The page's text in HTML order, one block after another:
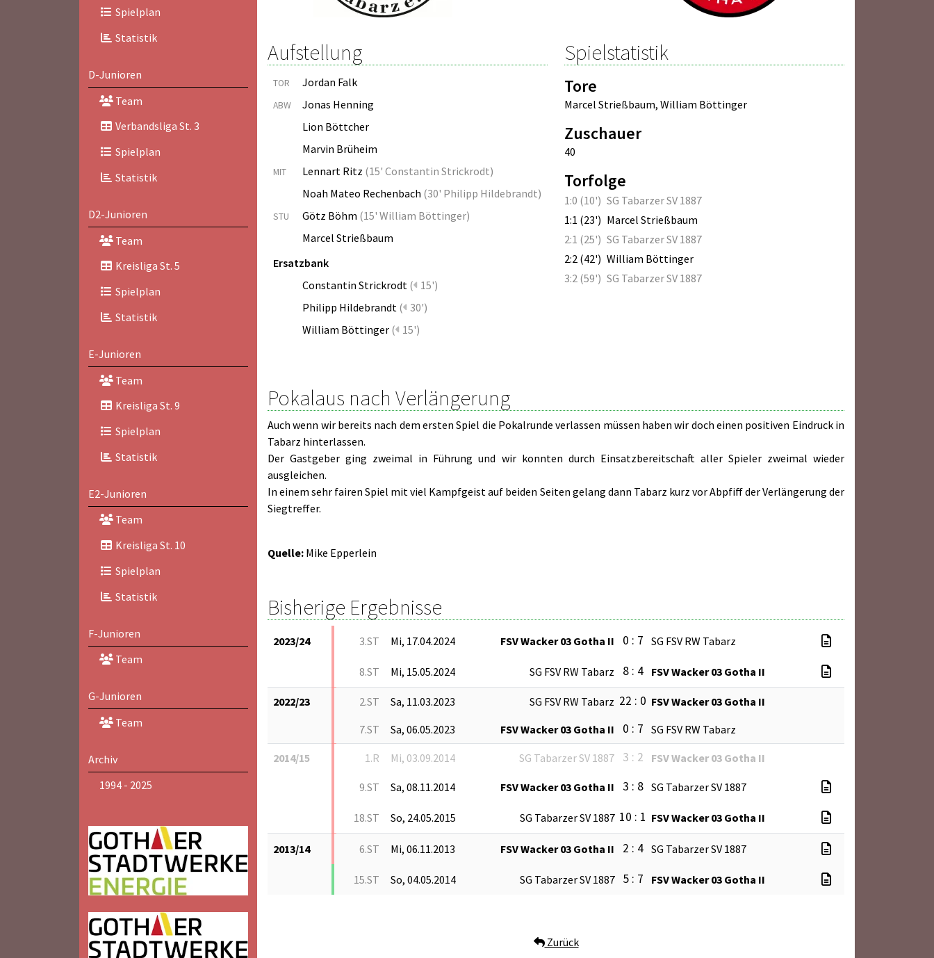
Spielplan
Statistik
D-Junioren
Team
Verbandsliga St. 3
Spielplan
Statistik
D2-Junioren
Team
Kreisliga St. 5
Spielplan
Statistik
E-Junioren
Team
Kreisliga St. 9
Spielplan
Statistik
E2-Junioren
Team
Kreisliga St. 10
Spielplan
Statistik
F-Junioren
Team
G-Junioren
Team
Archiv
1994 - 2025
Aufstellung
TOR Jordan Falk
ABW
Jonas Henning
Lion Böttcher
Marvin Brüheim
MIT Lennart Ritz (15' Constantin Strickrodt)
Noah Mateo Rechenbach (30' Philipp Hildebrandt)
STU Götz Böhm (15' William Böttinger)
Marcel Strießbaum
Ersatzbank
Constantin Strickrodt ( 15')
Philipp Hildebrandt ( 30')
William Böttinger ( 15')
Spielstatistik
Tore
Marcel Strießbaum, William Böttinger
Zuschauer
40
Torfolge
1:0 (10') SG Tabarzer SV 1887
1:1 (23') Marcel Strießbaum
2:1 (25') SG Tabarzer SV 1887
2:2 (42') William Böttinger
3:2 (59') SG Tabarzer SV 1887
Pokalaus nach Verlängerung
Auch wenn wir bereits nach dem ersten Spiel die Pokalrunde verlassen müssen haben wir doch einen positiven Eindruck in
Tabarz hinterlassen.
Der Gastgeber ging zweimal in Führung und wir konnten durch Einsatzbereitschaft aller Spieler zweimal wieder
ausgleichen.
In einem sehr fairen Spiel mit viel Kampfgeist auf beiden Seiten gelang dann Tabarz kurz vor Abpfiff der Verlängerung der
Siegtreffer.
Quelle: Mike Epperlein
Bisherige Ergebnisse
2023/24 3.ST Mi, 17.04.2024 FSV Wacker 03 Gotha II 0 : 7 SG FSV RW Tabarz
8.ST Mi, 15.05.2024 SG FSV RW Tabarz 8 : 4 FSV Wacker 03 Gotha II
2022/23 2.ST Sa, 11.03.2023 SG FSV RW Tabarz 22 : 0 FSV Wacker 03 Gotha II
7.ST
Sa, 06.05.2023 FSV Wacker 03 Gotha II 0 : 7 SG FSV RW Tabarz
2014/15 1.R Mi, 03.09.2014 SG Tabarzer SV 1887 3 : 2 FSV Wacker 03 Gotha II
9.ST Sa, 08.11.2014 FSV Wacker 03 Gotha II 3 : 8 SG Tabarzer SV 1887
18.ST So, 24.05.2015 SG Tabarzer SV 1887 10 : 1 FSV Wacker 03 Gotha II
2013/14 6.ST Mi, 06.11.2013 FSV Wacker 03 Gotha II 2 : 4 SG Tabarzer SV 1887
15.ST So, 04.05.2014 SG Tabarzer SV 1887 5 : 7 FSV Wacker 03 Gotha II
Zurück